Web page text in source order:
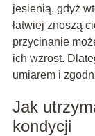
jesienią, gdyż
łatwiej znoszą
przycinanie
ich wzrost.
umiarem i
Jak
kondycji